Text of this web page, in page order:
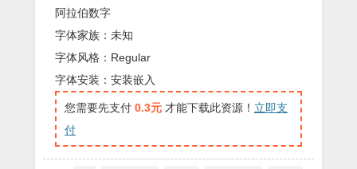
阿拉伯数字
字体家族：未知
字体风格：Regular
字体安装：安装嵌入
您需要先支付 0.3元 才能下载此资源！ 立即支
付